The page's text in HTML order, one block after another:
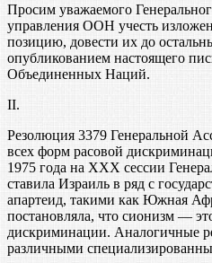
Просим уважаемого
управления ООН учесть
позицию, довести их до
опубликованием настоящего
Объединенных Наций.
II.
Резолюция 3379 Генеральной
всех форм расовой
1975 года на XXX сессии
ставила Израиль в ряд с
апартеид, такими как Южная
постановляла, что сионизм —
дискриминации. Аналогичные
различными